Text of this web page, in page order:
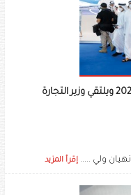
محمد بن زايد يزور معرض دبي للطيران 2021 ويلتقي وزير التجارة
ولي ..... إقرأ المزيد